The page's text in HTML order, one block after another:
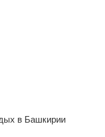
в Башкирии